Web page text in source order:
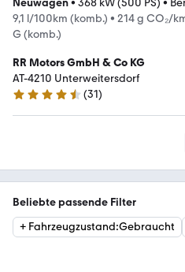
Neuwagen• 368 kW (500 PS) •
9,1 l/100km (komb.) • 214 g CO₂/
G (komb.)
RR Motors GmbH & Co KG
AT-4210 Unterweitersdorf
4.5 Sterne
(31)
Beliebte passende Filter
+ Fahrzeugzustand:Gebraucht